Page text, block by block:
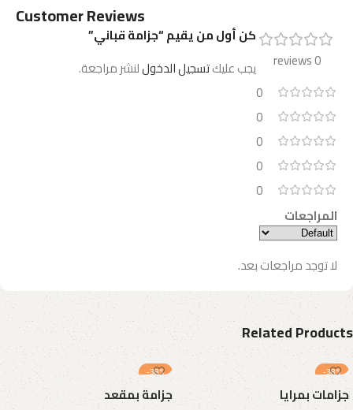
Customer Reviews
0 reviews
0
0
0
0
0
المراجعات
لا توجد مراجعات بعد.
كن أول من يقيم “جزامة قباني”
يجب عليكتسجيل الدخوللنشر مراجعة.
Related Products
-38%
جزامات بمرايا
-38%
جزامة بمقعد